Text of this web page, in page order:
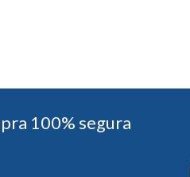
100% segura